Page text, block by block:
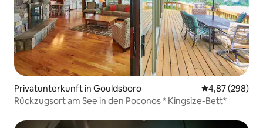
Privatunterkunft in Gouldsboro
4,87 (298)
Rückzugsort am See in den Poconos * Kingsize-Bett*